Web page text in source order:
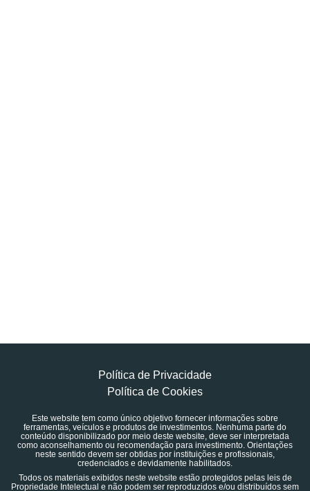
Política de Privacidade
Política de Cookies
Este website tem como único objetivo fornecer informações sobre
ferramentas, veículos e produtos de investimentos. Nenhuma parte do
conteúdo disponibilizado por meio deste website, deve ser interpretada
como aconselhamento ou recomendação para investimento. Orientações
neste sentido devem ser obtidas por instituições e profissionais,
credenciados e devidamente habilitados.
Todos os materiais exibidos neste website estão protegidos pelas leis de
Propriedade Intelectual e não podem ser reproduzidos e/ou distribuídos sem